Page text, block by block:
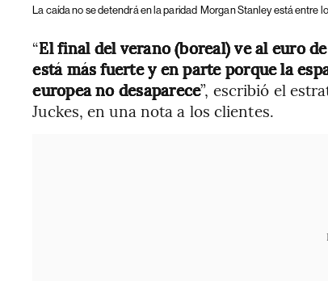
La caída no se detendrá en la paridad Morgan Stanley está entre
“El final del verano (boreal) ve al euro
está más fuerte y en parte porque la
europea no desaparece”, escribió el
Juckes, en una nota a los clientes.